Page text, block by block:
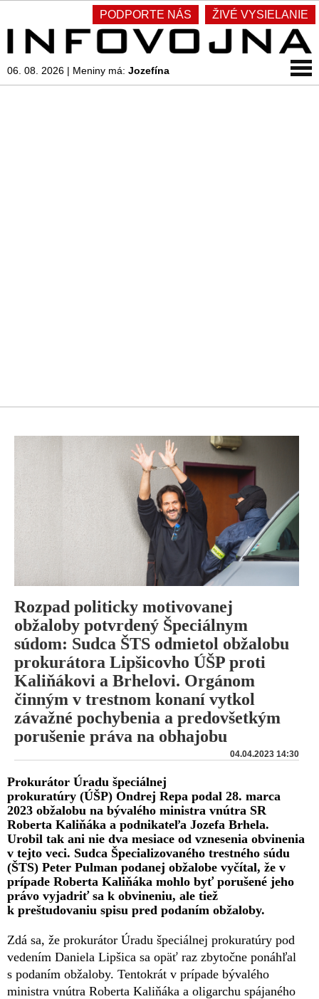
PODPORTE NÁS ŽIVÉ VYSIELANIE
06. 08. 2026 | Meniny má: Jozefína
Rozpad politicky motivovanej
obžaloby potvrdený Špeciálnym
súdom: Sudca ŠTS odmietol obžalobu
prokurátora Lipšicovho ÚŠP proti
Kaliňákovi a Brhelovi. Orgánom
činným v trestnom konaní vytkol
závažné pochybenia a predovšetkým
porušenie práva na obhajobu
04.04.2023 14:30
Prokurátor Úradu špeciálnej
prokuratúry (ÚŠP) Ondrej Repa podal 28. marca
2023 obžalobu na bývalého ministra vnútra SR
Roberta Kaliňáka a podnikateľa Jozefa Brhela.
Urobil tak ani nie dva mesiace od vznesenia obvinenia
v tejto veci. Sudca Špecializovaného trestného súdu
(ŠTS) Peter Pulman podanej obžalobe vyčítal, že v
prípade Roberta Kaliňáka mohlo byť porušené jeho
právo vyjadriť sa k obvineniu, ale tiež
k preštudovaniu spisu pred podaním obžaloby.
Zdá sa, že prokurátor Úradu špeciálnej prokuratúry pod
vedením Daniela Lipšica sa opäť raz zbytočne ponáhľal
s podaním obžaloby. Tentokrát v prípade bývalého
ministra vnútra Roberta Kaliňáka a oligarchu spájaného